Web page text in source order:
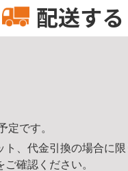
配送する
定です。
ト、代金引換の場合に
ご確認ください。